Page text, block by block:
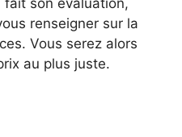
renseigner sur la
Vous serez alors
au plus juste.